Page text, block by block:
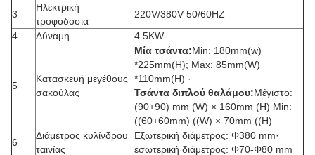
3
Ηλεκτρική
τροφοδοσία
220V/380V 50/60HZ
4
Δύναμη 4.5KW
5
Κατασκευή μεγέθους
σακούλας
Μία τσάντα:Min: 180mm(w)
*225mm(H); Max: 85mm(W)
*110mm(H) ·
Τσάντα διπλού θαλάμου:Μέγιστο:
(90+90) mm (W) × 160mm (H) Min:
((60+60mm) ((W) × 70mm ((H)
6
Διάμετρος κυλίνδρου
ταινίας
Εξωτερική διάμετρος: Φ380 mm·
εσωτερική διάμετρος: Φ70-Φ80 mm